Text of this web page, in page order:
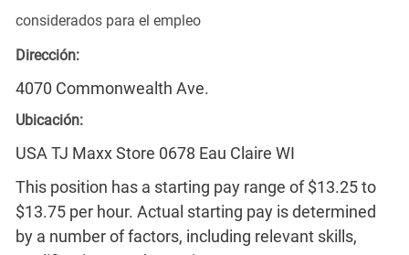
considerados para el empleo
Dirección:
4070 Commonwealth Ave.
Ubicación:
USA TJ Maxx Store 0678 Eau Claire WI
This position has a starting pay range of $13.25 to
$13.75 per hour. Actual starting pay is determined
by a number of factors, including relevant skills,